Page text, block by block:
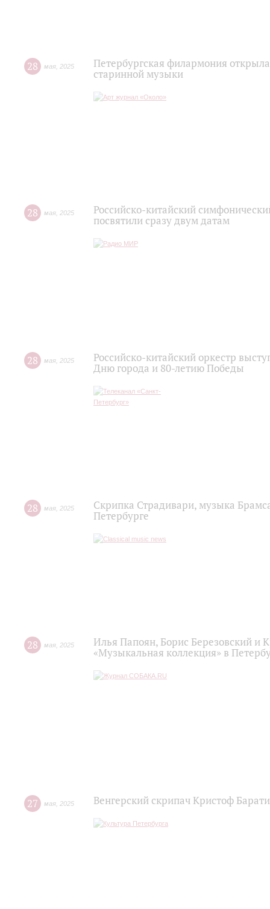
28 мая 2025
Петербургская филармония
старинной музыки
28 мая 2025
Российско-китайский
посвятили сразу двум датам
28 мая 2025
Российско-китайский оркестр
Дню города и 80-летию Победы
28 мая 2025
Скрипка Страдивари, музыка
Петербурге
28 мая 2025
Илья Папоян, Борис Березовский и
«Музыкальная коллекция» в
27 мая 2025 Венгерский скрипач Кристоф